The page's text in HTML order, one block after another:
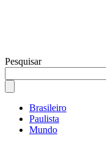
Pesquisar
Brasileiro
Paulista
Mundo